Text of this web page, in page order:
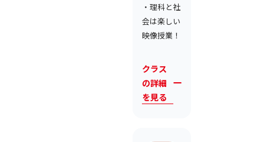
・理科と社
会は楽しい
映像授業！
クラス
の詳細
を見る